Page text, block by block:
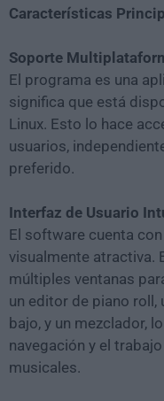
Características
Soporte
El programa es una
significa que está
Linux. Esto lo hace
usuarios,
preferido.
Interfaz de Usuario
El software cuenta
visualmente atractiva.
múltiples ventanas
un editor de piano roll,
bajo, y un mezclador,
navegación y el
musicales.